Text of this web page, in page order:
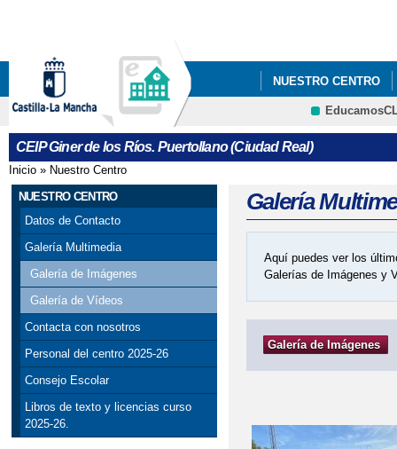
NUESTRO CENTRO
ADMISIÓN DEL
CEIP Giner de los Ríos. Puertollano (Ciudad Real)
Se encuentra usted aquí
Inicio » Nuestro Centro
NUESTRO CENTRO
Datos de Contacto
Galería Multimedia
Galería de Imágenes
Galería de Vídeos
Contacta con nosotros
Personal del centro 2025-26
Consejo Escolar
Libros de texto y licencias curso
2025-26.
Galería
Aquí puedes ver los
Galerías de Imágenes y
Galería de Imágenes